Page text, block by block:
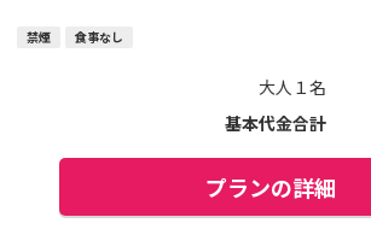
禁煙 食事なし
大人１名
基本代金合計
プランの詳細